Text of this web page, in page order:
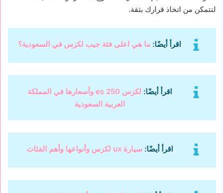
لتتمكن من اتخاذ قرارك بثقة.
اقرأ أيضًا: ما هي اعلى فئة جيب لكزس في السعودية؟
اقرأ أيضًا:
لكزس es 250 وأسعارها في المملكة
العربية السعودية
اقرأ أيضًا: سيارة ux لكزس وأنواعها وأهم الفئات